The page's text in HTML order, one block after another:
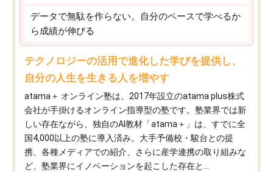
データで無駄を作らない。自分のペースで学べるか
ら成績が伸びる
テクノロジーの活用で進化した学びを提供し、
自分の人生を生きる人を増やす
atama＋ オンライン塾は、2017年設立のatama plus株式
会社が手掛けるオンライン指導型の塾です。塾業界では新
しい存在ながら、独自のAI教材「atama＋」は、すでに全
国4,000以上の塾に導入済み。大手予備校・駿台との提
携、各種メディアでの紹介、さらに産学連携の取り組みな
ど、塾業界にイノベーションを起こした存在と...